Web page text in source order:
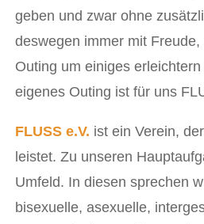
geben und zwar ohne
deswegen immer mit
Outing um einiges
eigenes Outing ist für uns
FLUSS e.V. ist ein Verein,
leistet. Zu unseren
Umfeld. In diesen sprechen
bisexuelle, asexuelle,